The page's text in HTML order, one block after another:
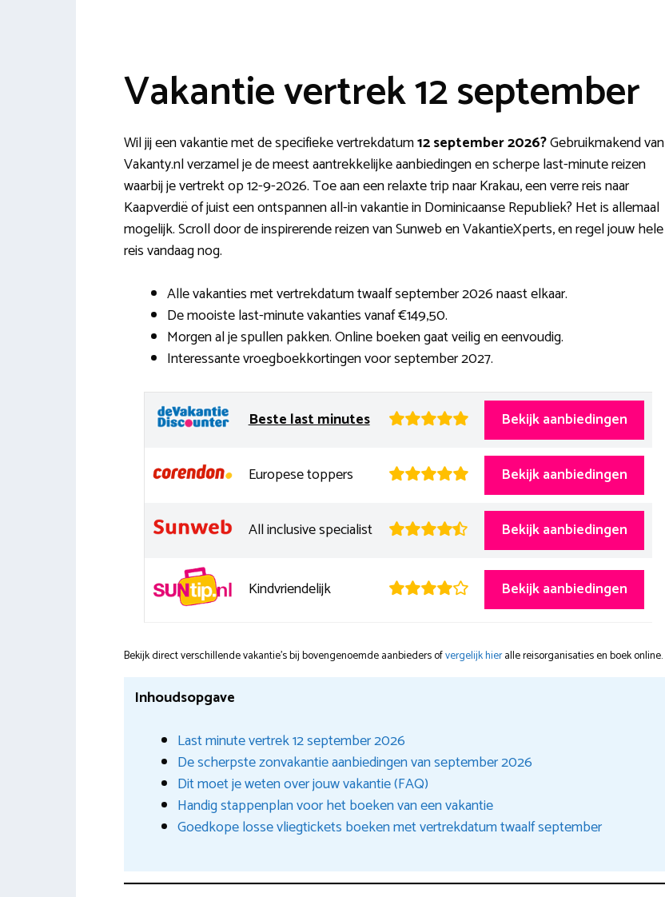
Vakantie vertrek 12 september
Wil jij een vakantie met de specifieke vertrekdatum12 september 2026?Gebruikmakend van
Vakanty.nl verzamel je de meest aantrekkelijke aanbiedingen en scherpe last-minute reizen
waarbij je vertrekt op 12-9-2026. Toe aan een relaxte trip naar Krakau, een verre reis naar
Kaapverdië of juist een ontspannen all-in vakantie in Dominicaanse Republiek? Het is allemaal
mogelijk. Scroll door de inspirerende reizen van Sunweb en VakantieXperts, en regel jouw hele
reis vandaag nog.
Alle vakanties met vertrekdatum twaalf september 2026 naast elkaar.
De mooiste last-minute vakanties vanaf €149,50.
Morgen al je spullen pakken. Online boeken gaat veilig en eenvoudig.
Interessante vroegboekkortingen voor september 2027.
Beste last minutes Bekijk aanbiedingen
Europese toppers Bekijk aanbiedingen
All inclusive specialist Bekijk aanbiedingen
Kindvriendelijk Bekijk aanbiedingen
Bekijk direct verschillende vakantie's bij bovengenoemde aanbieders ofvergelijk hieralle reisorganisaties en boek online.
Inhoudsopgave
Last minute vertrek 12 september 2026
De scherpste zonvakantie aanbiedingen van september 2026
Dit moet je weten over jouw vakantie (FAQ)
Handig stappenplan voor het boeken van een vakantie
Goedkope losse vliegtickets boeken met vertrekdatum twaalf september